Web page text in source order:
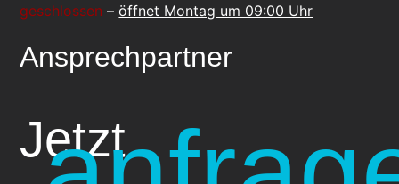
geschlossen –öffnet Montag um 09:00 Uhr
Ansprechpartner
Jetzt